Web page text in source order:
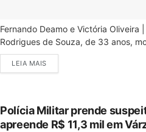
Fernando Deamo e Victória Oliveira
Rodrigues de Souza, de 33 anos,
LEIA MAIS
Polícia Militar prende
apreende R$ 11,3 mil em